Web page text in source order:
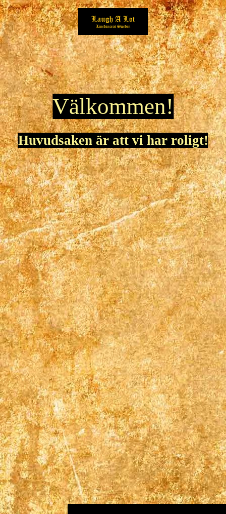
Välkommen!
Huvudsaken är att vi har roligt!